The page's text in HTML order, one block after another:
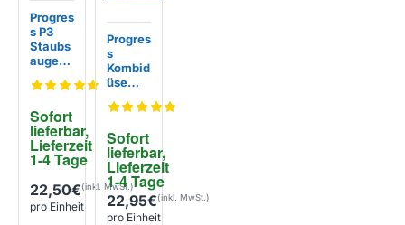
Sofort
lieferbar,
Lieferzeit
1-4 Tage
Progres
s P3
Staubs
augers
h
8144
22,50€
pro Einheit
Sofort
lieferbar,
Lieferzeit
1-4 Tage
Progres
s
Kombid
üse
500 /
6945
22,95€
pro Einheit